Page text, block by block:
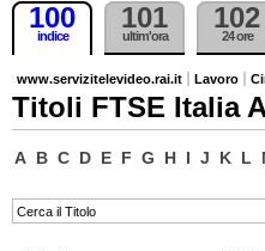
100
indice
101
ultim'ora
102
24 ore
www.servizitelevideo.rai.it Lavoro
Titoli FTSE Italia
A B C D E F G H I J K L